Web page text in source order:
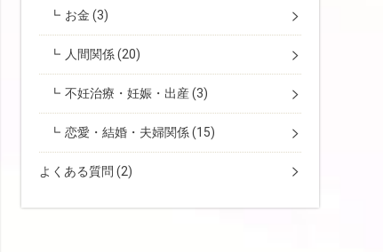
お金(3)
人間関係(20)
不妊治療・妊娠・出産(3)
恋愛・結婚・夫婦関係(15)
よくある質問 (2)